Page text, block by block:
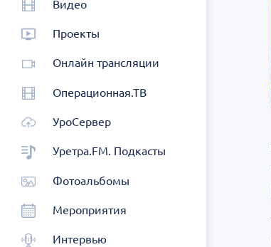
Видео
Проекты
Онлайн трансляции
Операционная.ТВ
УроСервер
Уретра.FM. Подкасты
Фотоальбомы
Мероприятия
Интервью